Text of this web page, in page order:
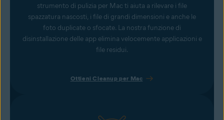
strumento di pulizia per Mac ti aiuta a rilevare i file
spazzatura nascosti, i file di grandi dimensioni e anche le
foto duplicate o sfocate. La nostra funzione di
disinstallazione delle app elimina velocemente applicazioni e
file residui.
Ottieni Cleanup per Mac